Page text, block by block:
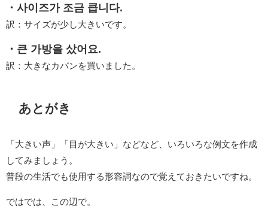
・사이즈가 조금 큽니다.
訳：サイズが少し大きいです。
・큰 가방을 샀어요.
訳：大きなカバンを買いました。
あとがき
「大きい声」「目が大きい」などなど、いろいろな例文を作成
してみましょう。
普段の生活でも使用する形容詞なので覚えておきたいですね。
ではでは、この辺で。